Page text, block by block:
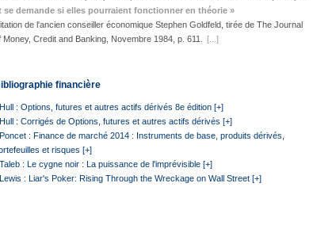
se demande si elles pourraient fonctionner en théorie »
de l'ancien conseiller économique Stephen Goldfeld, tirée de The Journal
Money, Credit and Banking, Novembre 1984, p. 611.
[...]
financière
Hull : Options, futures et autres actifs dérivés 8e édition [+]
Hull : Corrigés de Options, futures et autres actifs dérivés [+]
Poncet : Finance de marché 2014 : Instruments de base, produits dérivés,
et risques [+]
Taleb : Le cygne noir : La puissance de l'imprévisible [+]
Lewis : Liar's Poker: Rising Through the Wreckage on Wall Street [+]